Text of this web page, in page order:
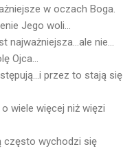
w oczach Boga.
Jego woli...
najważniejsza...ale nie...
Ojca...
przez to stają się
wiele więcej niż więzi
często wychodzi się